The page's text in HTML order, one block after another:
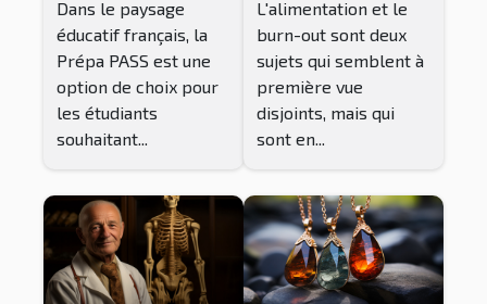
de la Prépa
PASS
Dans le paysage
éducatif français, la
Prépa PASS est une
option de choix pour
les étudiants
souhaitant...
réduire le
stress
L'alimentation et le
burn-out sont deux
sujets qui semblent à
première vue
disjoints, mais qui
sont en...